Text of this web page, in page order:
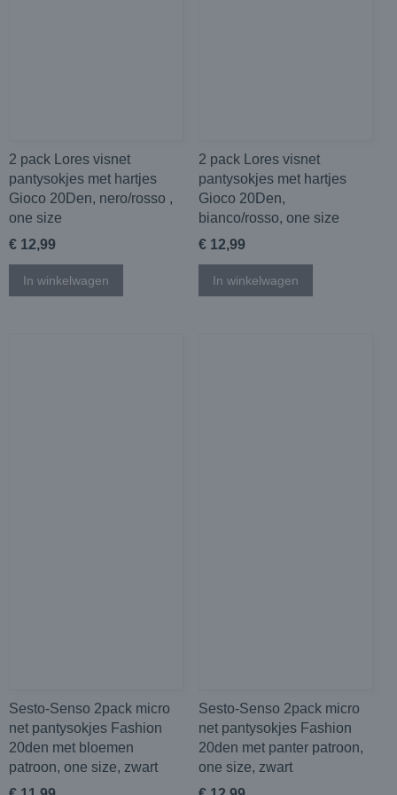
2 pack Lores visnet
pantysokjes met hartjes
Gioco 20Den, nero/rosso ,
one size
€ 12,99
In winkelwagen
2 pack Lores visnet
pantysokjes met hartjes
Gioco 20Den,
bianco/rosso, one size
€ 12,99
In winkelwagen
Sesto-Senso 2pack micro
net pantysokjes Fashion
20den met bloemen
patroon, one size, zwart
Sesto-Senso 2pack micro
net pantysokjes Fashion
20den met panter patroon,
one size, zwart